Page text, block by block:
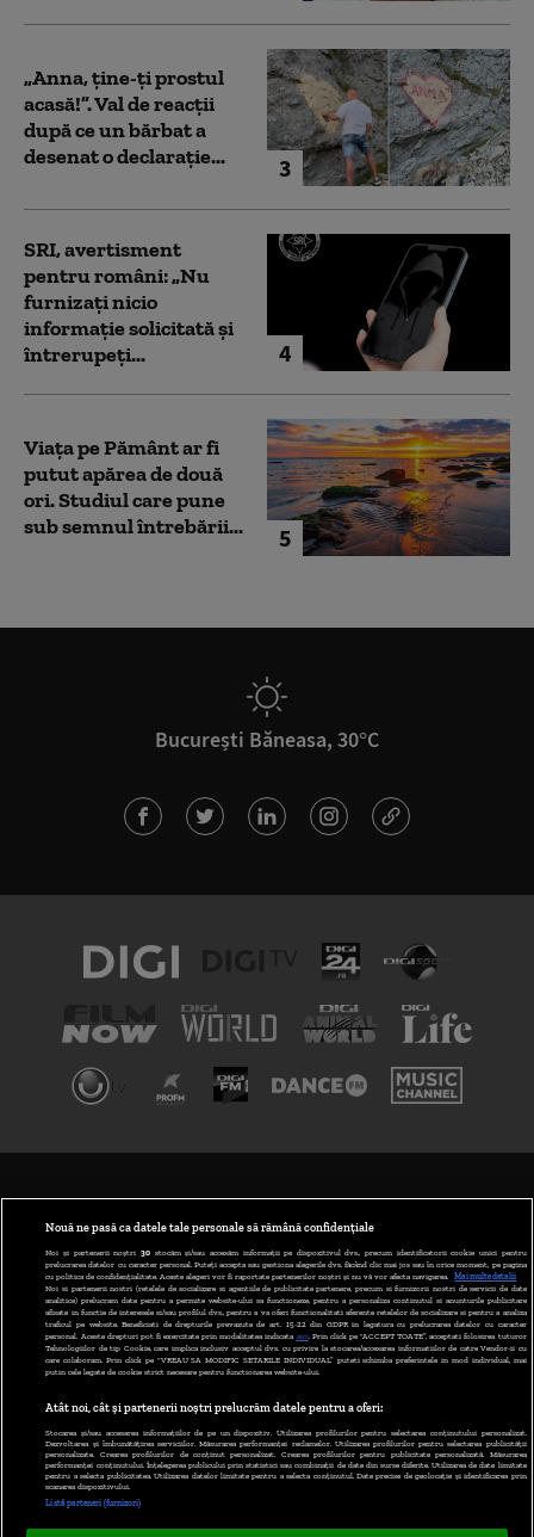
3
„Anna, ţine-ţi prostul
acasă!”. Val de reacții
după ce un bărbat a
desenat o declarație...
4
SRI, avertisment
pentru români: „Nu
furnizați nicio
informație solicitată și
întrerupeți...
5
Viața pe Pământ ar fi
putut apărea de două
ori. Studiul care pune
sub semnul întrebării...
București Băneasa, 30°C
ABONARE DIGI TV
GESTIONAȚI PREFERINȚELE
CODUL DIGI24
CAMERE WEB
CONTACT/INFO
Nouă ne pasă ca datele tale personale să rămână confidențiale
Noi și partenerii noștri 30stocăm și/sau accesăm informații pe dispozitivul dvs., precum identificatorii cookie unici pentru
prelucrarea datelor cu caracter personal. Puteți accepta sau gestiona alegerile dvs. făcând clic mai jos sau în orice moment, pe pagina
cu politica de confidențialitate. Aceste alegeri vor fi raportate partenerilor noștri și nu vă vor afecta navigarea.
Mai multe detalii
Noi si partenerii nostri (retelele de socializare si agentiile de publicitate partenere, precum si furnizorii nostri de servicii de date
analitice) prelucram date pentru a permite website-ului sa functioneze, pentru a personaliza continutul si anunturile publicitare
afisate in functie de interesele si/sau profilul dvs., pentru a va oferi functionalitati aferente retelelor de socializare si pentru a analiza
traficul pe website. Beneficiati de drepturile prevazute de art. 15-22 din GDPR in legatura cu prelucrarea datelor cu caracter
personal. Aceste drepturi pot fi exercitate prin modalitatea indicata aici. Prin click pe “ACCEPT TOATE”, acceptati folosirea tuturor
Tehnologiilor de tip Cookie, care implica inclusiv acceptul dvs. cu privire la stocarea/accesarea informatiilor de catre Vendor-ii cu
care colaboram. Prin click pe “VREAU SA MODIFIC SETARILE INDIVIDUAL” puteti schimba preferintele in mod individual, mai
putin cele legate de cookie strict necesare pentru functionarea website-ului.
Atât noi, cât și partenerii noștri prelucrăm datele pentru a oferi:
Stocarea și/sau accesarea informațiilor de pe un dispozitiv. Utilizarea profilurilor pentru selectarea conținutului personalizat.
Dezvoltarea și îmbunătățirea serviciilor. Măsurarea performanței reclamelor. Utilizarea profilurilor pentru selectarea publicității
personalizate. Crearea profilurilor de conținut personalizat. Crearea profilurilor pentru publicitate personalizată. Măsurarea
performanței conținutului. Înțelegerea publicului prin statistici sau combinații de date din surse diferite. Utilizarea de date limitate
pentru a selecta publicitatea. Utilizarea datelor limitate pentru a selecta conținutul. Date precise de geolocație și identificarea prin
scanarea dispozitivului.
Listă parteneri (furnizori)